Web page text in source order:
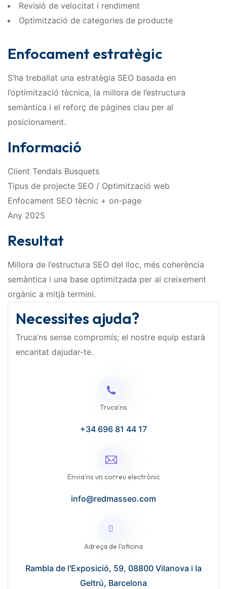
Revisió de velocitat i rendiment
Optimització de categories de producte
Enfocament estratègic
S’ha treballat una estratègia SEO basada en
l’optimització tècnica, la millora de l’estructura
semàntica i el reforç de pàgines clau per al
posicionament.
Informació
Client Tendals Busquets
Tipus de projecte SEO / Optimització web
Enfocament SEO tècnic + on-page
Any 2025
Resultat
Millora de l’estructura SEO del lloc, més coherència
semàntica i una base optimitzada per al creixement
orgànic a mitjà termini.
Necessites ajuda?
Truca’ns sense compromís; el nostre equip estarà
encantat dajudar-te.
Truca'ns
+34 696 81 44 17
Envia'ns un correu electrònic
info@redmasseo.com
Adreça de l'oficina
Rambla de l'Exposició, 59, 08800 Vilanova i la
Geltrú, Barcelona